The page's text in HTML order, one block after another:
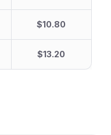
$10.80
$13.20